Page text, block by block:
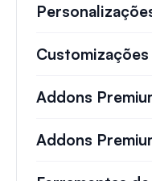
Customizações
Addons
Addons